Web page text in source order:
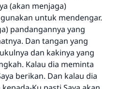
(akan menjaga)
untuk mendengar.
pandangannya yang
Dan tangan yang
dan kakinya yang
Kalau dia meminta
berikan. Dan kalau dia